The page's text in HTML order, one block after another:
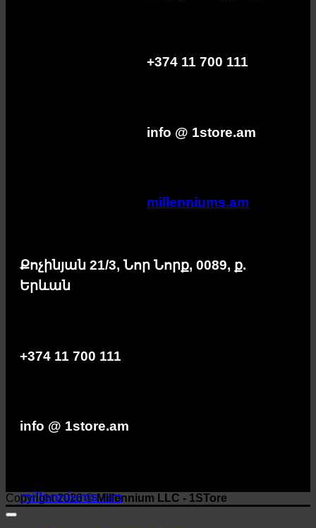
+374 11 700 111
info @ 1store.am
millenniums.am
Քոչինյան 21/3, Նոր Նորք, 0089, ք.
Երևան
+374 11 700 111
info @ 1store.am
millenniums.am
Copyright 2026 ©Millennium LLC - 1STore